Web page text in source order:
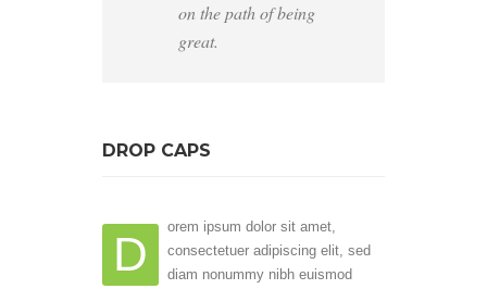
on the path of being
great.
DROP CAPS
D
orem ipsum dolor sit amet,
consectetuer adipiscing elit, sed
diam nonummy nibh euismod